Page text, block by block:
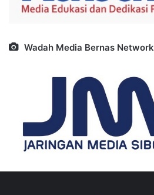
Wadah Media Bernas Network